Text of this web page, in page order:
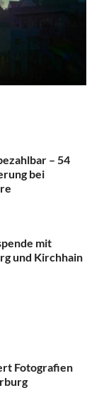
– 54
bei
mit
und Kirchhain
Fotografien